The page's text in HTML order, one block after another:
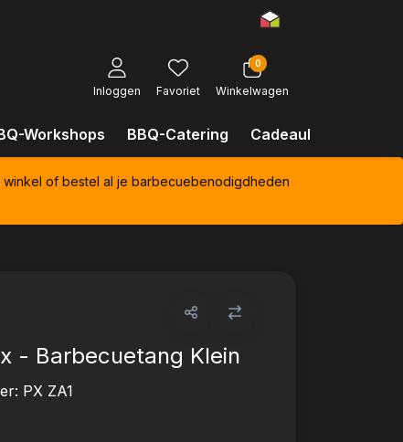
Inloggen Favoriet
0
Winkelwagen
Workshops BBQ-Catering Cadeaubonnen
of bestel al je barbecuebenodigdheden
- Barbecuetang Klein
PX ZA1